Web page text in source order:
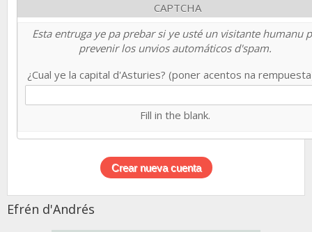
CAPTCHA
Esta entruga ye pa prebar si ye usté un visitante humanu
prevenir los unvios automáticos d'spam.
¿Cual ye la capital d'Asturies? (poner acentos na
Fill in the blank.
Efrén d'Andrés